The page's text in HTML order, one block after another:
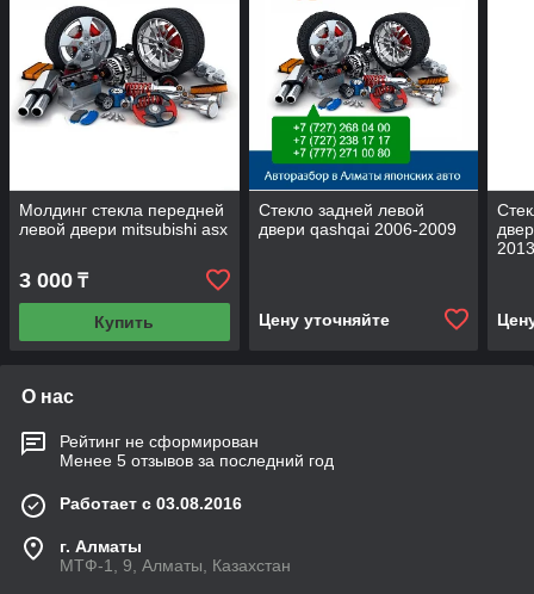
Молдинг стекла передней
левой двери mitsubishi asx
3 000 ₸
Купить
Стекло задней левой
двери qashqai 2006-2009
Цену уточняйте
О нас
Рейтинг не сформирован
Менее 5 отзывов за последний год
Работает с 03.08.2016
г. Алматы
МТФ-1, 9, Алматы, Казахстан